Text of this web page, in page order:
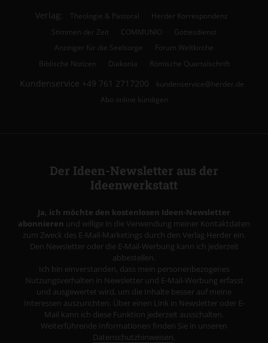
Verlag: Theologie & Pastoral
Herder Korrespondenz
Stimmen der Zeit
COMMUNIO
Gottesdienst
Anzeiger für die Seelsorge
Forum Weltkirche
Biblische Notizen
Diakonia Römische Quartalschrift
Kundenservice +49 761 2717200
kundenservice@herder.de
Abo online kündigen
Der Ideen-Newsletter aus der
Ideenwerkstatt
Ja, ich möchte den kostenlosen Ideen-Newsletter
abonnieren und willige in die Verwendung meiner Kontaktdaten
zum Zweck des E-Mail-Marketings durch den Verlag Herder ein.
Den Newsletter oder die E-Mail-Werbung kann ich jederzeit
abbestellen.
Ich bin einverstanden, dass mein personenbezogenes
Nutzungsverhalten in Newsletter und E-Mail-Werbung erfasst
und ausgewertet wird, um die Inhalte besser auf meine
Interessen auszurichten. Über einen Link in Newsletter oder E-
Mail kann ich diese Funktion jederzeit ausschalten.
Weiterführende Informationen finden Sie in unseren
Datenschutzhinweisen.